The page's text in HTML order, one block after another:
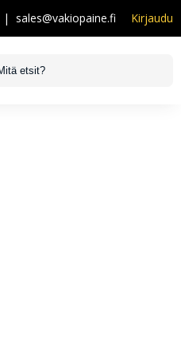
| sales@vakiopaine.fi Kirjaudu